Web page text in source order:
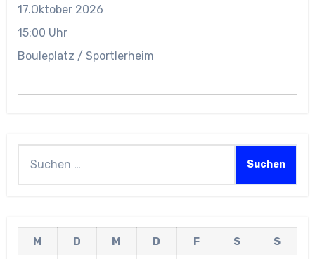
17.Oktober 2026
15:00 Uhr
Bouleplatz / Sportlerheim
M D M D F S
S